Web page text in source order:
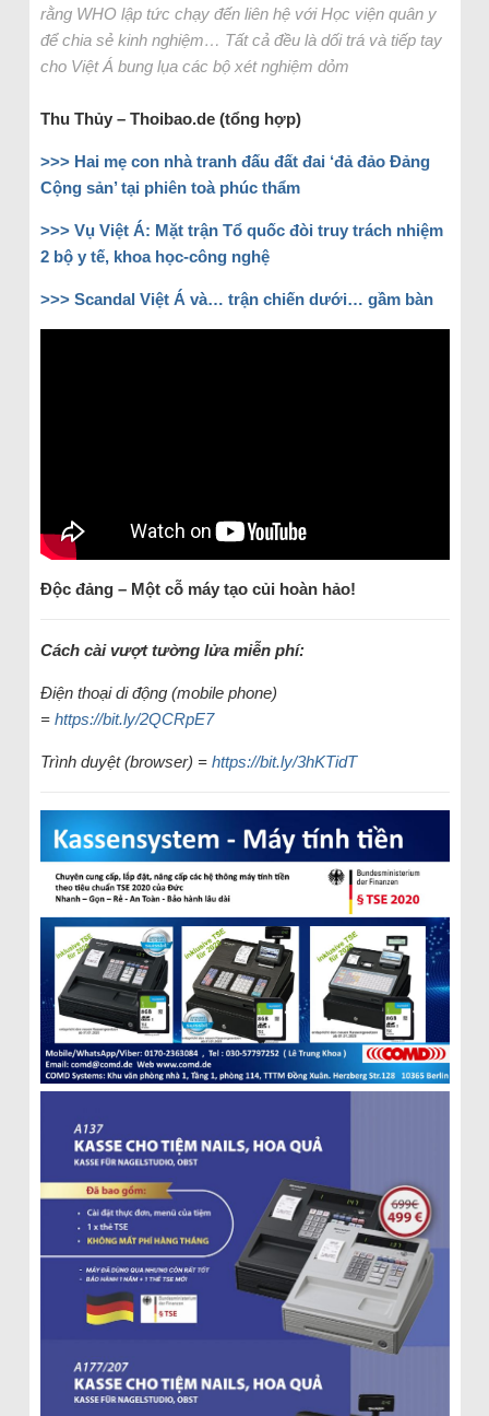
rằng WHO lập tức chạy đến liên hệ với Học viện quân y
để chia sẻ kinh nghiệm… Tất cả đều là dối trá và tiếp tay
cho Việt Á bung lụa các bộ xét nghiệm dỏm
Thu Thủy – Thoibao.de (tổng hợp)
>>> Hai mẹ con nhà tranh đấu đất đai ‘đả đảo Đảng
Cộng sản’ tại phiên toà phúc thẩm
>>> Vụ Việt Á: Mặt trận Tổ quốc đòi truy trách nhiệm
2 bộ y tế, khoa học-công nghệ
>>> Scandal Việt Á và… trận chiến dưới… gầm bàn
Độc đảng – Một cỗ máy tạo củi hoàn hảo!
Cách cài vượt tường lửa miễn phí:
Điện thoại di động (mobile phone)
= https://bit.ly/2QCRpE7
Trình duyệt (browser) = https://bit.ly/3hKTidT